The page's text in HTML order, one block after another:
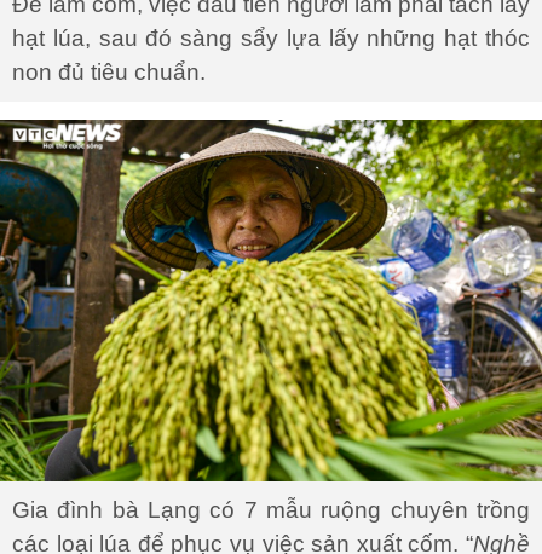
hạt lúa, sau đó sàng sẩy lựa lấy những hạt thóc
non đủ tiêu chuẩn.
Gia đình bà Lạng có 7 mẫu ruộng chuyên trồng
các loại lúa để phục vụ việc sản xuất cốm. “Nghề